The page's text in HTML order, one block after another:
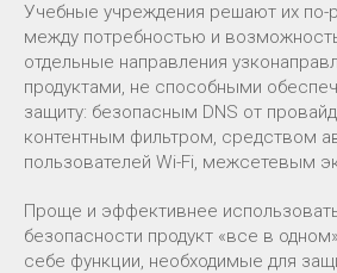
Учебные учреждения решают их по-
между потребностью и
отдельные направления
продуктами, не способными
защиту: безопасным DNS от
контентным фильтром, средством
пользователей Wi-Fi, межсетевым
Проще и эффективнее
безопасности продукт «все в
себе функции, необходимые для